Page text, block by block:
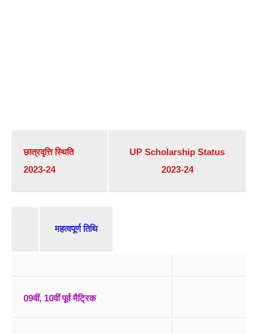
छात्रवृत्ति स्थिति
2023-24
UP Scholarship Status
2023-24
महत्वपूर्ण तिथि
09वीं, 10वीं पूर्व मैट्रिक